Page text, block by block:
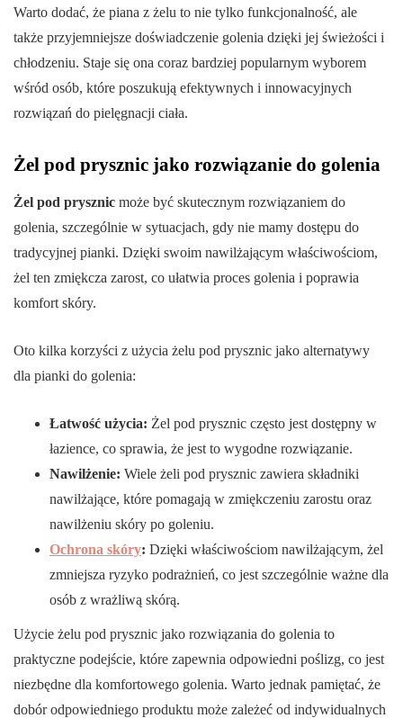
Warto dodać, że piana z żelu to nie tylko funkcjonalność, ale
także przyjemniejsze doświadczenie golenia dzięki jej świeżości i
chłodzeniu. Staje się ona coraz bardziej popularnym wyborem
wśród osób, które poszukują efektywnych i innowacyjnych
rozwiązań do pielęgnacji ciała.
Żel pod prysznic jako rozwiązanie do golenia
Żel pod prysznic może być skutecznym rozwiązaniem do
golenia, szczególnie w sytuacjach, gdy nie mamy dostępu do
tradycyjnej pianki. Dzięki swoim nawilżającym właściwościom,
żel ten zmiękcza zarost, co ułatwia proces golenia i poprawia
komfort skóry.
Oto kilka korzyści z użycia żelu pod prysznic jako alternatywy
dla pianki do golenia:
Łatwość użycia: Żel pod prysznic często jest dostępny w
łazience, co sprawia, że jest to wygodne rozwiązanie.
Nawilżenie: Wiele żeli pod prysznic zawiera składniki
nawilżające, które pomagają w zmiękczeniu zarostu oraz
nawilżeniu skóry po goleniu.
Ochrona skóry: Dzięki właściwościom nawilżającym, żel
zmniejsza ryzyko podrażnień, co jest szczególnie ważne dla
osób z wrażliwą skórą.
Użycie żelu pod prysznic jako rozwiązania do golenia to
praktyczne podejście, które zapewnia odpowiedni poślizg, co jest
niezbędne dla komfortowego golenia. Warto jednak pamiętać, że
dobór odpowiedniego produktu może zależeć od indywidualnych